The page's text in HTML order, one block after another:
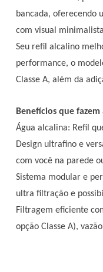
bancada, oferecendo
com visual
Seu refil alcalino
performance, o
Classe A, além da
Benefícios que
Água alcalina: Refil
Design ultrafino e
com você na parede
Sistema modular e
ultra filtração e
Filtragem eficiente
opção Classe A),